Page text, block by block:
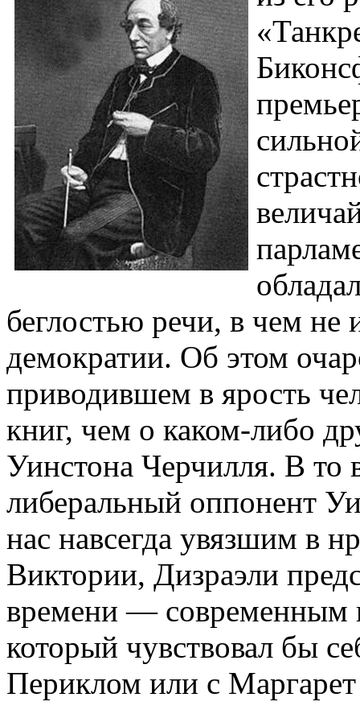
беглостью речи, в чем не
демократии. Об этом
приводившем в ярость
книг, чем о каком-либо
Уинстона Черчилля. В то
либеральный оппонент
нас навсегда увязшим в
Виктории, Дизраэли
времени — современным
который чувствовал бы
Периклом или с